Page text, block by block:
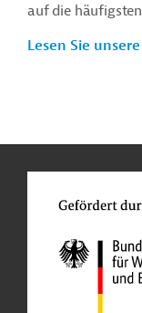
auf die
Lesen Sie unsere